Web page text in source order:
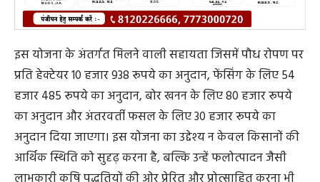
इस योजना के अंतर्गत मिलने वाली सहायता जिसमें पौध रोपण पर
प्रति हेक्टेयर 10 हजार 938 रूपये का अनुदान, फेंसिंग के लिए 54
हजार 485 रूपये का अनुदान, बोर खनन के लिए 80 हजार रूपये
का अनुदान और अंतरवर्ती फसल के लिए 30 हजार रूपये का
अनुदान दिया जाएगा। इस योजना का उद्देश्य न केवल किसानों की
आर्थिक स्थिति को सुदृढ़ करना है, बल्कि उन्हें फलोत्पादन जैसी